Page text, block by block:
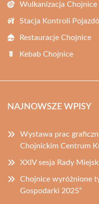
Wulkanizacja Chojnice
Stacja Kontroli
Restauracje Chojnice
Kebab Chojnice
NAJNOWSZE WPISY
Wystawa prac
Chojnickim Centrum
XXIV sesja Rady
Chojnice wyróżnione
Gospodarki 2025”